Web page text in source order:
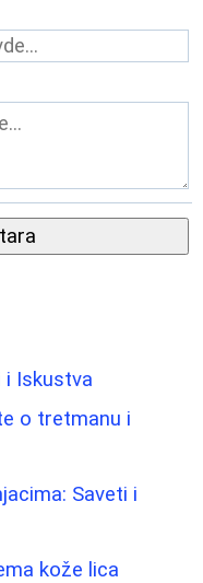
i Iskustva
o tretmanu i
Saveti i
kože lica